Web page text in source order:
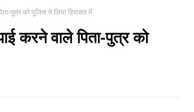
पुत्र को पुलिस ने लिया हिरासत में
करने वाले पिता-पुत्र को